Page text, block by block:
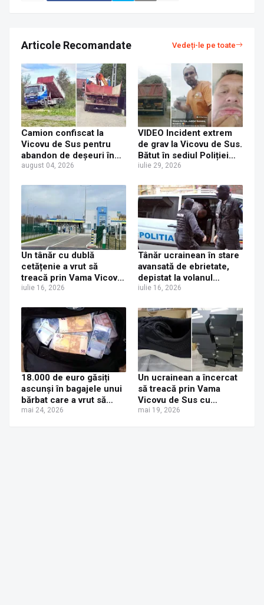
Articole Recomandate Vedeți-le pe toate
Camion confiscat la
Vicovu de Sus pentru
abandon de deșeuri în
albia râului Suceava
august 04, 2026
VIDEO Incident extrem
de grav la Vicovu de Sus.
Bătut în sediul Poliției
după ce a filmat localnici
albia râului Suceava
iulie 29, 2026
Un tânăr cu dublă
cetățenie a vrut să
treacă prin Vama Vicovu
de Sus cu o mașină
a întocmit dosar penal
iulie 16, 2026
Tânăr ucrainean în stare
avansată de ebrietate,
depistat la volanul
mașinii la Vicovu de Sus.
extrădare de autoritățile
din Croația
iulie 16, 2026
18.000 de euro găsiți
ascunși în bagajele unui
bărbat care a vrut să
intre în țară prin Vama
mai 24, 2026
Un ucrainean a încercat
să treacă prin Vama
Vicovu de Sus cu
microbuzul plin cu
mai 19, 2026